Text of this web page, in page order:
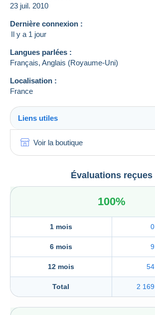
23 juil. 2010
Dernière connexion :
Il y a 1 jour
Langues parlées :
Français, Anglais (Royaume-Uni)
Localisation :
France
Liens utiles
Voir la boutique
Évaluations reçues
100%
1 mois 0
6 mois 9
12 mois 54
Total 2 169